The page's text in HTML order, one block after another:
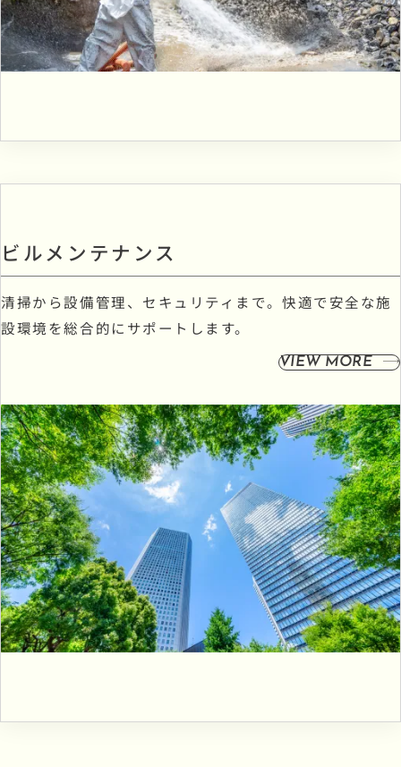
ビルメンテナンス
清掃から設備管理、セキュリティまで。快適で安全な施
設環境を総合的にサポートします。
VIEW MORE